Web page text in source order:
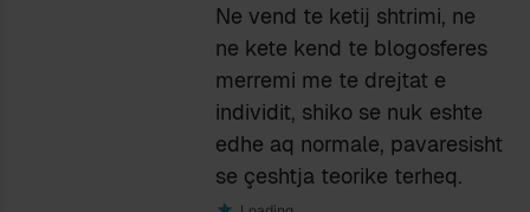
Ne vend te ketij shtrimi, ne
ne kete kend te blogosferes
merremi me te drejtat e
individit, shiko se nuk eshte
edhe aq normale, pavaresisht
se çeshtja teorike terheq.